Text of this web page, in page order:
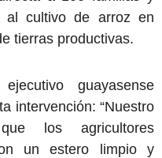
al cultivo de arroz en
tierras productivas.
guayasense
intervención: “Nuestro
los agricultores
un estero limpio y